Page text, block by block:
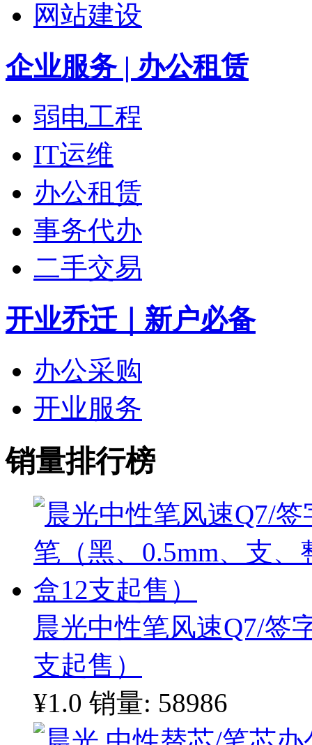
网站建设
企业服务 | 办公租赁
弱电工程
IT运维
办公租赁
事务代办
二手交易
开业乔迁｜新户必备
办公采购
开业服务
销量排行榜
晨光中性笔风速Q7/签
支起售）
¥1.0 销量: 58986